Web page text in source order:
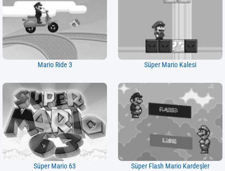
Mario Ride 3 Süper Mario Kalesi
Süper Mario 63 Süper Flash Mario Kardeşler